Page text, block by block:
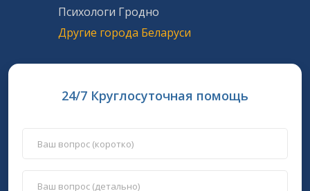
Психологи Гродно
Другие города Беларуси
24/7 Круглосуточная помощь